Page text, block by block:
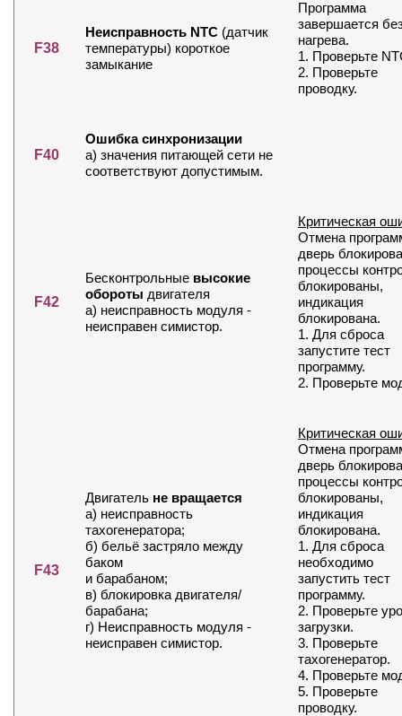
F38
Неисправность NTC (датчик
температуры) короткое
замыкание
Программа
завершается
нагрева.
1. Проверьте
2. Проверьте
проводку.
F40
Ошибка синхронизации
а) значения питающей сети не
соответствуют допустимым.
F42
Бесконтрольные высокие
обороты двигателя
а) неисправность модуля -
неисправен симистор.
Критическая
Отмена
дверь
процессы
блокированы,
индикация
блокирована.
1. Для сброса
запустите тест
программу.
2. Проверьте
F43
Двигатель не вращается
а) неисправность
тахогенератора;
б) бельё застряло между
баком
и барабаном;
в) блокировка двигателя/
барабана;
г) Неисправность модуля -
неисправен симистор.
Критическая
Отмена
дверь
процессы
блокированы,
индикация
блокирована.
1. Для сброса
необходимо
запустить тест
программу.
2. Проверьте
загрузки.
3. Проверьте
тахогенератор.
4. Проверьте
5. Проверьте
проводку.